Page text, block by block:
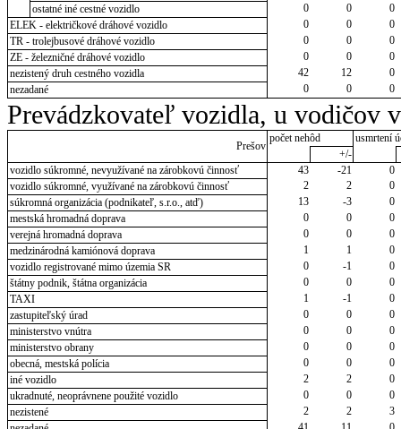
ostatné iné cestné vozidlo
0 0
0
ELEK - električkové dráhové vozidlo
0 0
0
TR - trolejbusové dráhové vozidlo
0 0
0
ZE - železničné dráhové vozidlo
0 0
0
nezistený druh cestného vozidla
42 12
0
nezadané
0 0 0
Prevádzkovateľ vozidla, u vodičov
Prešov
počet nehôd
usmrtení
+/-
vozidlo súkromné, nevyužívané na zárobkovú činnosť
43 -21
0
vozidlo súkromné, využívané na zárobkovú činnosť
2 2
0
súkromná organizácia (podnikateľ, s.r.o., atď)
13 -3
0
mestská hromadná doprava
0 0
0
verejná hromadná doprava
0 0
0
medzinárodná kamiónová doprava
1 1
0
vozidlo registrované mimo územia SR
0 -1
0
štátny podnik, štátna organizácia
0 0
0
TAXI
1 -1
0
zastupiteľský úrad
0 0
0
ministerstvo vnútra
0 0
0
ministerstvo obrany
0 0
0
obecná, mestská polícia
0 0
0
iné vozidlo
2 2
0
ukradnuté, neoprávnene použité vozidlo
0 0
0
nezistené
2 2
3